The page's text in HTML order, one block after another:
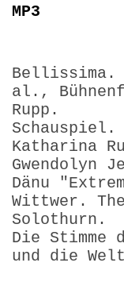
MP3
Bellissima.
al.,
Rupp.
Schauspiel.
Katharina
Gwendolyn
Dänu
Wittwer.
Solothurn.
Die
und die